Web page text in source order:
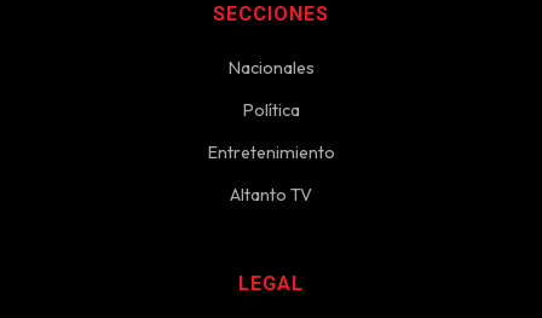
SECCIONES
Nacionales
Política
Entretenimiento
Altanto TV
LEGAL